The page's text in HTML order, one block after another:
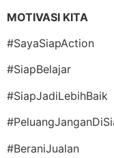
MOTIVASI KITA
#SayaSiapAction
#SiapBelajar
#SiapJadiLebihBaik
#BeraniJualan